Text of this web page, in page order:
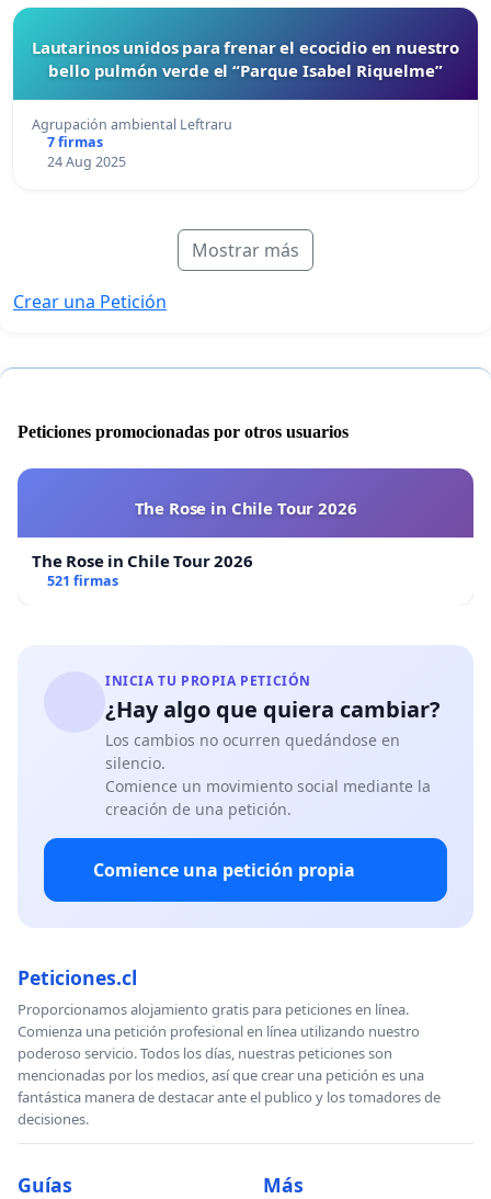
Lautarinos unidos para frenar el ecocidio en nuestro
bello pulmón verde el “Parque Isabel Riquelme”
Agrupación ambiental Leftraru
7 firmas
24 Aug 2025
Mostrar más
Crear una Petición
Peticiones promocionadas por otros usuarios
The Rose in Chile Tour 2026
The Rose in Chile Tour 2026
521 firmas
INICIA TU PROPIA PETICIÓN
¿Hay algo que quiera cambiar?
Los cambios no ocurren quedándose en
silencio.
Comience un movimiento social mediante la
creación de una petición.
Comience una petición propia
Peticiones.cl
Proporcionamos alojamiento gratis para peticiones en línea.
Comienza una petición profesional en línea utilizando nuestro
poderoso servicio. Todos los días, nuestras peticiones son
mencionadas por los medios, así que crear una petición es una
fantástica manera de destacar ante el publico y los tomadores de
decisiones.
Guías Más